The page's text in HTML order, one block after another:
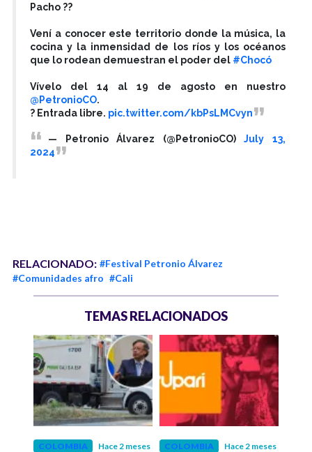
Pacho ??
Vení a conocer este territorio donde la música, la
cocina y la inmensidad de los ríos y los océanos
que lo rodean demuestran el poder del #Chocó
Vívelo del 14 al 19 de agosto en nuestro
@PetronioCO.
? Entrada libre. pic.twitter.com/kbPsLMCvyn
— Petronio Álvarez (@PetronioCO)July 13,
2024
RELACIONADO: #Festival Petronio Álvarez
#Comunidades afro #Cali
TEMAS RELACIONADOS
COLOMBIA Hace 2 meses COLOMBIA Hace 2 meses